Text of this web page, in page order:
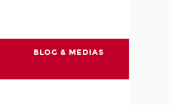
BLOG & MEDIAS